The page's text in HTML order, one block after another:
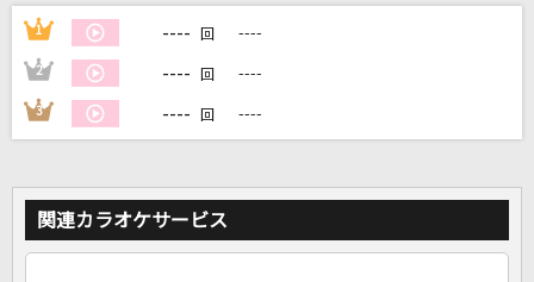
1 ---- 回 ----
2 ---- 回 ----
3 ---- 回 ----
関連カラオケサービス